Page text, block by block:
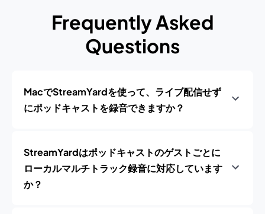
Frequently Asked
Questions
MacでStreamYardを使って、ライブ配信せず
にポッドキャストを録音できますか？
StreamYardはポッドキャストのゲストごとに
ローカルマルチトラック録音に対応しています
か？